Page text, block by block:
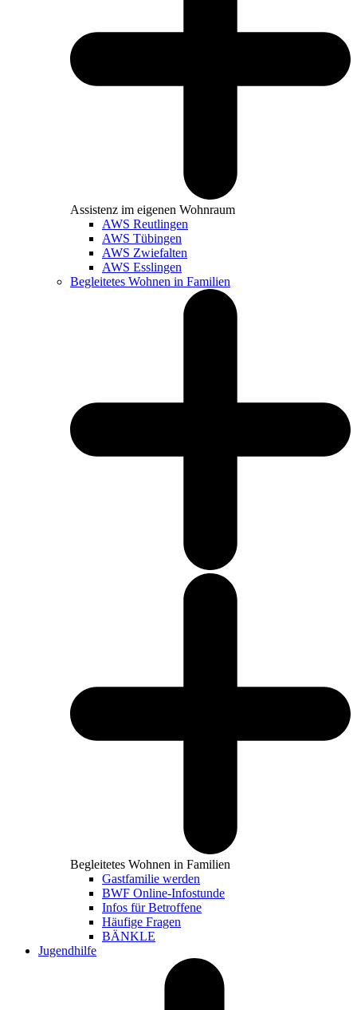
Assistenz im eigenen Wohnraum
AWS Reutlingen
AWS Tübingen
AWS Zwiefalten
AWS Esslingen
Begleitetes Wohnen in Familien
Begleitetes Wohnen in Familien
Gastfamilie werden
BWF Online-Infostunde
Infos für Betroffene
Häufige Fragen
BÄNKLE
Jugendhilfe